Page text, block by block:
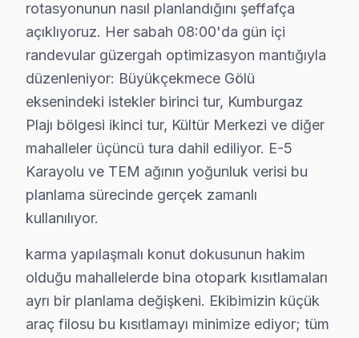
Hisense set tamir fiyatları, Büyükçekmece
Panel ya da ekran değişimi fiyatları, boyutuna bağlı
Güç kartı, LED backlight ve T-Con kartı değişimi için
Büyükçekmece'de Her Kuşağa Hisense
Büyükçekmece bölgesinde Fabrika Servis, Hisense
Hizmetin avantajları arasında yerinde tamir
Büyükçekmece'da Hisense TV tamirinde doğru teşhis,
Fabrika Servis olarak tahmin değil, ölçüyoruz:
Büyükçekmece Gölü ve E-5 Karayolu ve TEM
rotasyonunun nasıl planlandığını şeffafça
açıklıyoruz. Her sabah 08:00'da gün içi
randevular güzergah optimizasyon mantığıyla
düzenleniyor: Büyükçekmece Gölü
eksenindeki istekler birinci tur, Kumburgaz
Plajı bölgesi ikinci tur, Kültür Merkezi ve diğer
mahalleler üçüncü tura dahil ediliyor. E-5
Karayolu ve TEM ağının yoğunluk verisi bu
planlama sürecinde gerçek zamanlı
kullanılıyor.
karma yapılaşmalı konut dokusunun hakim
olduğu mahallelerde bina otopark kısıtlamaları
ayrı bir planlama değişkeni. Ekibimizin küçük
araç filosu bu kısıtlamayı minimize ediyor; tüm